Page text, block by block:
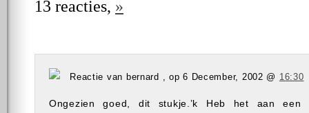
13 reacties, »
Reactie van bernard , op 6 December, 2002 @ 16:30
Ongezien goed, dit stukje.’k Heb het aan een